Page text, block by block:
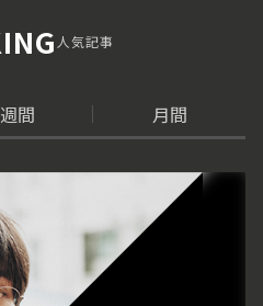
人気記事
週間 月間